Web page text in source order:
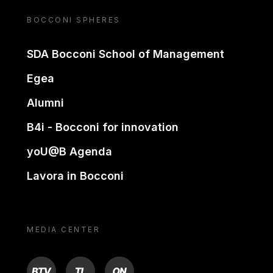
BOCCONI SPHERES
SDA Bocconi School of Management
Egea
Alumni
B4i - Bocconi for innovation
yoU@B Agenda
Lavora in Bocconi
MEDIA CENTER
BTV TL ON